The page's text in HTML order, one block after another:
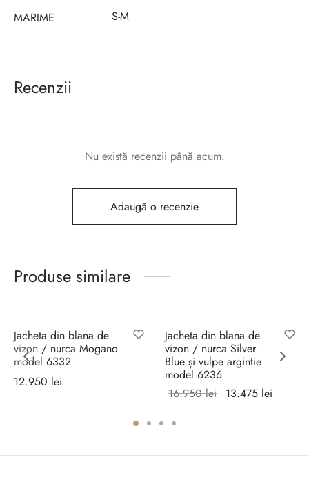
MARIME S-M
Recenzii
Nu există recenzii până acum.
Adaugă o recenzie
Produse similare
Jacheta din blana de
vizon / nurca Mogano
model 6332
12.950 lei
Sale!
Jacheta din blana de
vizon / nurca Silver
Blue și vulpe argintie
model 6236
16.950lei
Prețul
13.475 lei